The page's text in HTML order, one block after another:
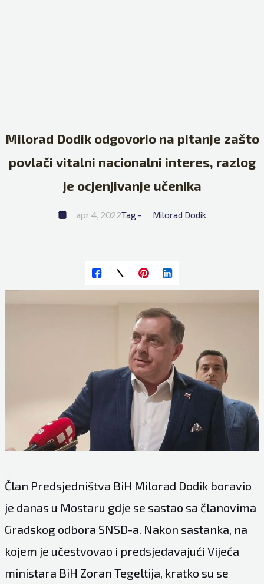
Milorad Dodik odgovorio na pitanje zašto
povlači vitalni nacionalni interes, razlog
je ocjenjivanje učenika
apr 4, 2022Tag - Milorad Dodik
Član Predsjedništva BiH Milorad Dodik boravio
je danas u Mostaru gdje se sastao sa članovima
Gradskog odbora SNSD-a. Nakon sastanka, na
kojem je učestvovao i predsjedavajući Vijeća
ministara BiH Zoran Tegeltija, kratko su se